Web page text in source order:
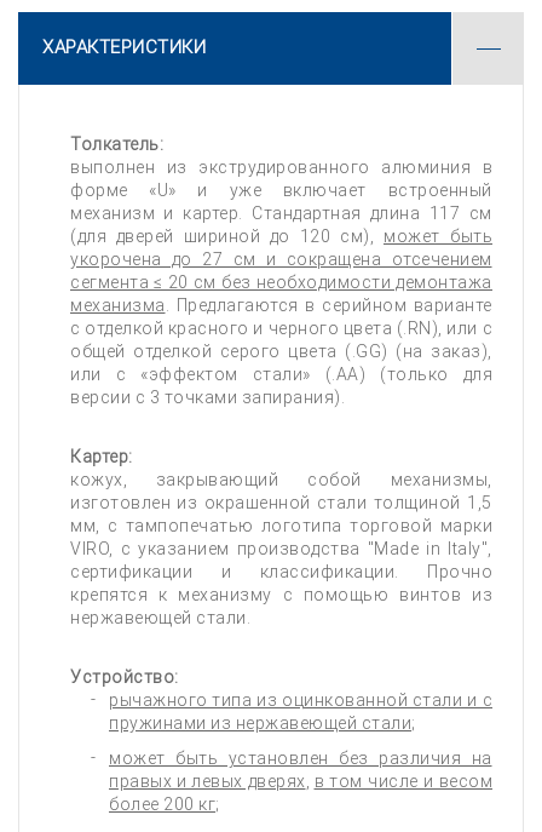
ХАРАКТЕРИСТИКИ
Толкатель:
выполнен из экструдированного алюминия в
форме «U» и уже включает встроенный
механизм и картер. Стандартная длина 117 см
(для дверей шириной до 120 см), может быть
укорочена до 27 см и сокращена отсечением
сегмента ≤ 20 см без необходимости демонтажа
механизма . Предлагаются в серийном варианте
с отделкой красного и черного цвета (.RN), или с
общей отделкой серого цвета (.GG) (на заказ),
или с «эффектом стали» (.AA) (только для
версии с 3 точками запирания).
Картер:
кожух, закрывающий собой механизмы,
изготовлен из окрашенной стали толщиной 1,5
мм, с тампопечатью логотипа торговой марки
VIRO, с указанием производства "Made in Italy",
сертификации и классификации. Прочно
крепятся к механизму с помощью винтов из
нержавеющей стали.
Устройство:
рычажного типа из оцинкованной стали и с
пружинами из нержавеющей стали;
может быть установлен без различия на
правых и левых дверях
в том числе и весом
более 200 кг;